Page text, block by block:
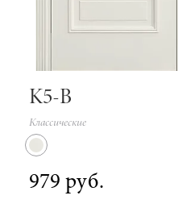
K5-B
Классические
979 руб.